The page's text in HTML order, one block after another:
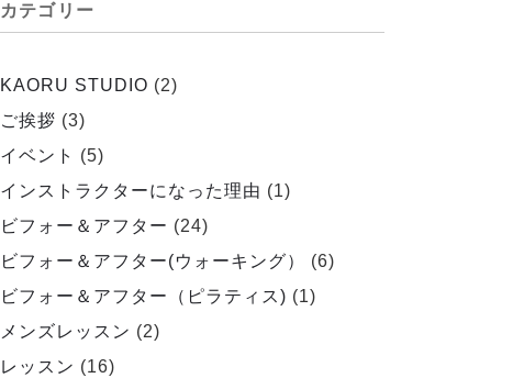
カテゴリー
KAORU STUDIO (2)
ご挨拶 (3)
イベント
(5)
インストラクターになった理由 (1)
ビフォー＆アフター (24)
ビフォー＆アフター(ウォーキング）
(6)
ビフォー＆アフター（ピラティス) (1)
メンズレッスン (2)
レッスン (16)